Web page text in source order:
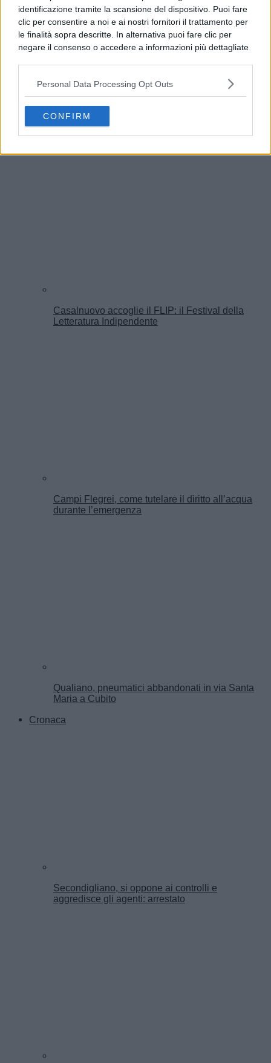
identificazione tramite la scansione del dispositivo. Puoi fare
clic per consentire a noi e ai nostri fornitori il trattamento per
le finalità sopra descritte. In alternativa puoi fare clic per
negare il consenso o accedere a informazioni più dettagliate
possono non richiedere il tuo consenso, ma hai il diritto di
opporti a tale trattamento. Le tue preferenze si
preferenze in qualsiasi momento ritornando su questo sito o
consultando la nostrainformativa sulla riservatezza.
Personal Data Processing Opt Outs
CONFIRM
Napoli, Ditto: “Trasporti estivi da potenziare entro
Casalnuovo accoglie il FLIP: il Festival della
Letteratura Indipendente
Campi Flegrei, come tutelare il diritto all’acqua
durante l’emergenza
Qualiano, pneumatici abbandonati in via Santa
Maria a Cubito
Cronaca
Secondigliano, si oppone ai controlli e
aggredisce gli agenti: arrestato